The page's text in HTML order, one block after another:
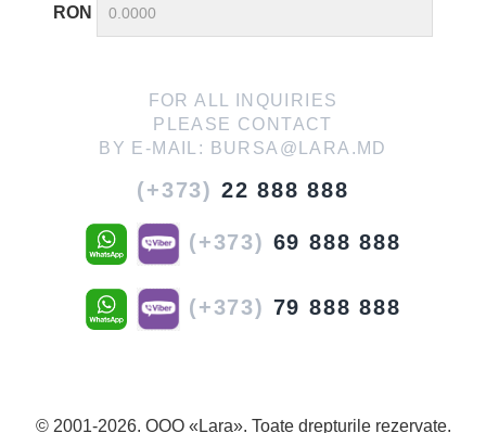
RON
FOR ALL INQUIRIES
PLEASE CONTACT
BY E-MAIL:
BURSA@LARA.MD
(+373) 22 888 888
(+373) 69 888 888
(+373) 79 888 888
© 2001-2026. OOO «Lara». Toate drepturile rezervate.